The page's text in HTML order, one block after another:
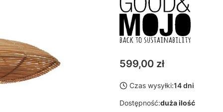
Cena
599,00 zł
Czas wysyłki:14 dni
Dostępność:duża ilość